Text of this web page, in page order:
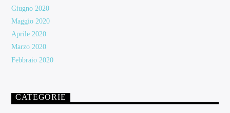
Giugno 2020
Maggio 2020
Aprile 2020
Marzo 2020
Febbraio 2020
CATEGORIE